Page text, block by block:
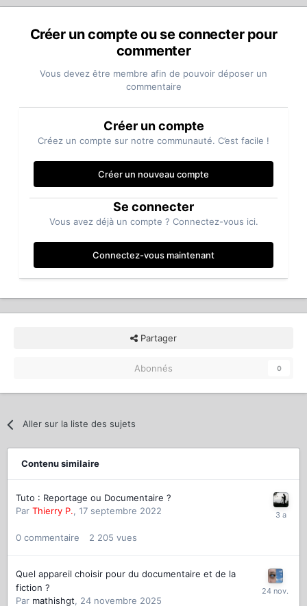
Créer un compte ou se connecter pour
commenter
Vous devez être membre afin de pouvoir déposer un
commentaire
Créer un compte
Créez un compte sur notre communauté. C’est facile !
Créer un nouveau compte
Se connecter
Vous avez déjà un compte ? Connectez-vous ici.
Connectez-vous maintenant
Partager
Abonnés 0
Aller sur la liste des sujets
Contenu similaire
Tuto : Reportage ou Documentaire ?
Par Thierry P., 17 septembre 2022
0 commentaire 2 205 vues
Quel appareil choisir pour du documentaire et de la
fiction ?
Par mathishgt, 24 novembre 2025